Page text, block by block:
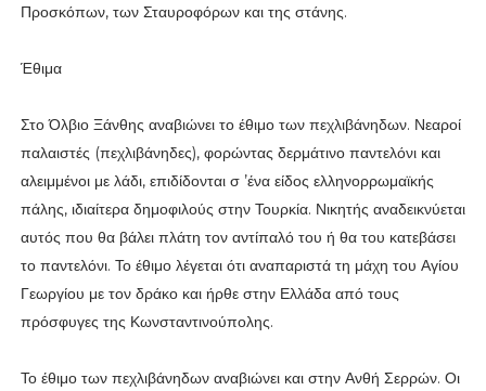
Προσκόπων, των Σταυροφόρων και της στάνης.
Έθιμα
Στο Όλβιο Ξάνθης αναβιώνει το έθιμο των πεχλιβάνηδων. Νεαροί
παλαιστές (πεχλιβάνηδες), φορώντας δερμάτινο παντελόνι και
αλειμμένοι με λάδι, επιδίδονται σ ’ένα είδος ελληνορρωμαϊκής
πάλης, ιδιαίτερα δημοφιλούς στην Τουρκία. Νικητής αναδεικνύεται
αυτός που θα βάλει πλάτη τον αντίπαλό του ή θα του κατεβάσει
το παντελόνι. Το έθιμο λέγεται ότι αναπαριστά τη μάχη του Αγίου
Γεωργίου με τον δράκο και ήρθε στην Ελλάδα από τους
πρόσφυγες της Κωνσταντινούπολης.
Το έθιμο των πεχλιβάνηδων αναβιώνει και στην Ανθή Σερρών. Οι